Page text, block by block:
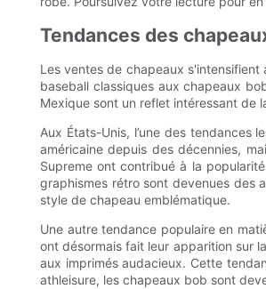
Tendances des
Les ventes de chapeaux
baseball classiques aux chapeaux
Mexique sont un reflet intéressant de
Aux États-Unis, l’une des
américaine depuis des décennies,
Supreme ont contribué à la
graphismes rétro sont devenues des
style de chapeau emblématique.
Une autre tendance populaire en
ont désormais fait leur apparition sur
aux imprimés audacieux. Cette
athleisure, les chapeaux bob sont